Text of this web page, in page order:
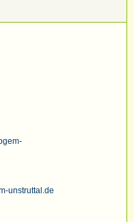
unstruttal.de